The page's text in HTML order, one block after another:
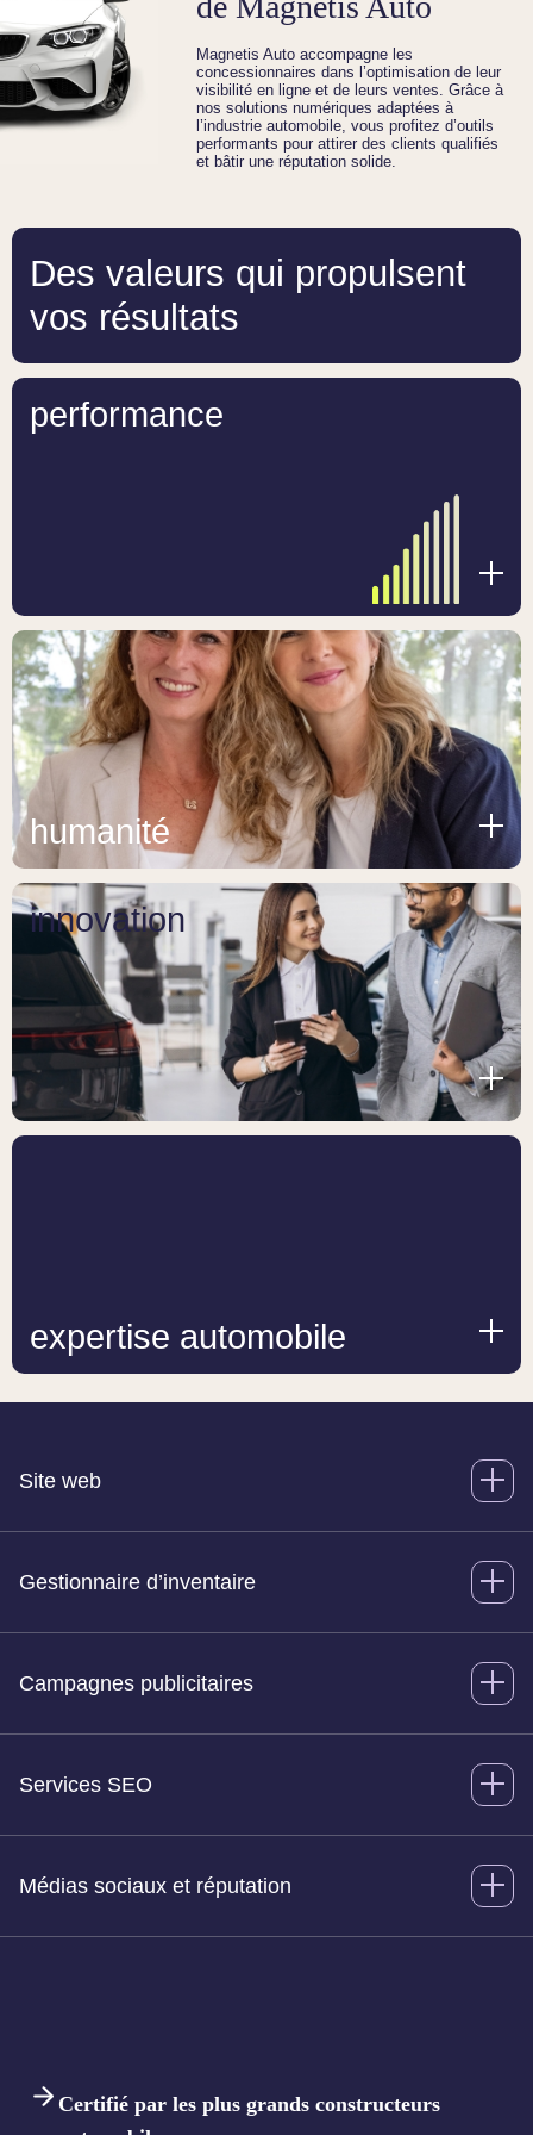
Magnetis Auto accompagne les
concessionnaires dans l’optimisation de leur
visibilité en ligne et de leurs ventes. Grâce à
nos solutions numériques adaptées à
l’industrie automobile, vous profitez d’outils
performants pour attirer des clients qualifiés
et bâtir une réputation solide.
Des valeurs qui propulsent
vos résultats
performance
humanité
innovation
expertise automobile
Site web
Gestionnaire d’inventaire
Campagnes publicitaires
Services SEO
Médias sociaux et réputation
Certifié par les plus grands constructeurs